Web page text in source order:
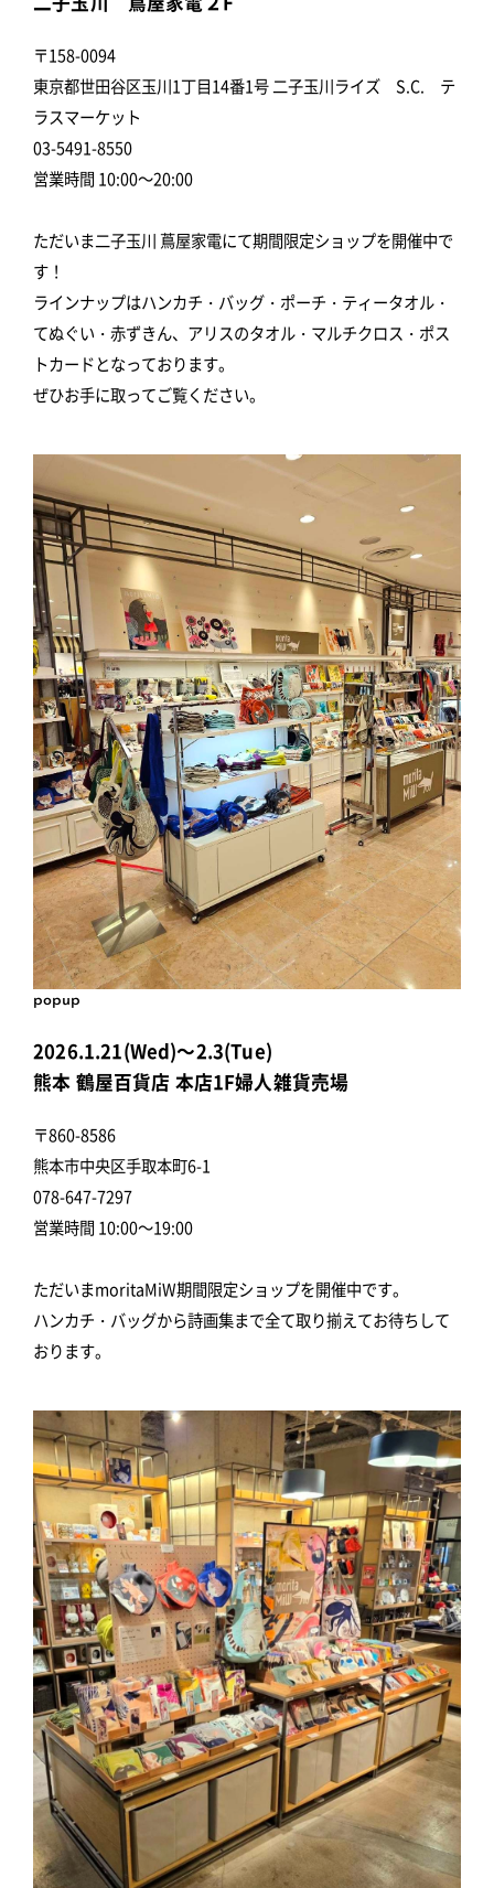
〒158-0094
東京都世田谷区玉川1丁目14番1号 二子玉川ライズ S.C. テ
ラスマーケット
03-5491-8550
営業時間 10:00～20:00
ただいま二子玉川 蔦屋家電にて期間限定ショップを開催中で
す！
ラインナップはハンカチ・バッグ・ポーチ・ティータオル・
てぬぐい・赤ずきん、アリスのタオル・マルチクロス・ポス
トカードとなっております。
ぜひお手に取ってご覧ください。
popup
2026.1.21(Wed)～2.3(Tue)
熊本 鶴屋百貨店 本店1F婦人雑貨売場
〒860-8586
熊本市中央区手取本町6-1
078-647-7297
営業時間 10:00～19:00
ただいまmoritaMiW期間限定ショップを開催中です。
ハンカチ・バッグから詩画集まで全て取り揃えてお待ちして
おります。